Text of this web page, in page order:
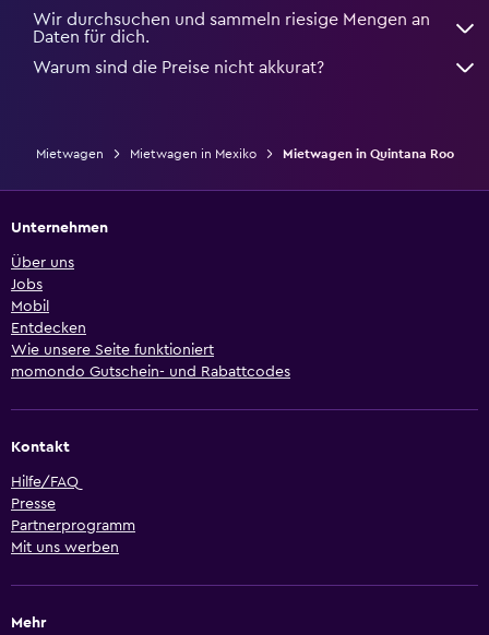
Wir durchsuchen und sammeln riesige Mengen an
Daten für dich.
Warum sind die Preise nicht akkurat?
Mietwagen Mietwagen in Mexiko Mietwagen in Quintana Roo
Unternehmen
Über uns
Jobs
Mobil
Entdecken
Wie unsere Seite funktioniert
momondo Gutschein- und Rabattcodes
Kontakt
Hilfe/FAQ
Presse
Partnerprogramm
Mit uns werben
Mehr